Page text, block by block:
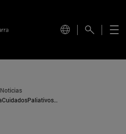
Noticias
2022_06_16_MUN_AsignaturaCuidadosPaliativosMedicina